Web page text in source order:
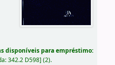
disponíveis para empréstimo:
342.2 D598] (2).